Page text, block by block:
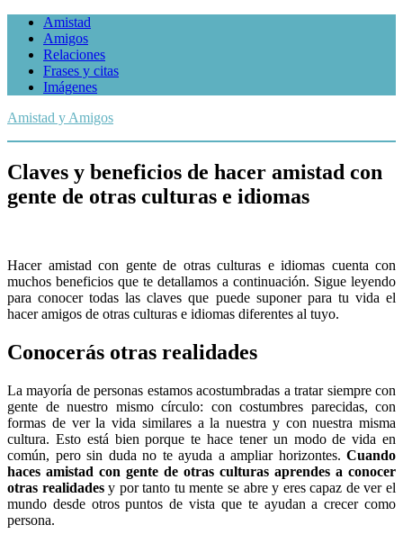
Amistad
Amigos
Relaciones
Frases y citas
Imágenes
Amistad y Amigos
Claves y beneficios de hacer amistad con
gente de otras culturas e idiomas
Hacer amistad con gente de otras culturas e idiomas cuenta con
muchos beneficios que te detallamos a continuación. Sigue leyendo
para conocer todas las claves que puede suponer para tu vida el
hacer amigos de otras culturas e idiomas diferentes al tuyo.
Conocerás otras realidades
La mayoría de personas estamos acostumbradas a tratar siempre con
gente de nuestro mismo círculo: con costumbres parecidas, con
formas de ver la vida similares a la nuestra y con nuestra misma
cultura. Esto está bien porque te hace tener un modo de vida en
común, pero sin duda no te ayuda a ampliar horizontes. Cuando
haces amistad con gente de otras culturas aprendes a conocer
otras realidadesy por tanto tu mente se abre y eres capaz de ver el
mundo desde otros puntos de vista que te ayudan a crecer como
persona.